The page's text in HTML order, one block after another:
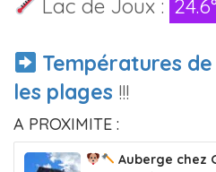
Lac de Joux :
Températures
les plages !!!
A PROXIMITE :
Auberge chez